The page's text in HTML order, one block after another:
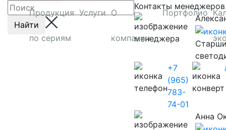
Продукция
по сериям
Услуги О
компании
Портфолио
Найти
Контакты менеджеров
+7
(965)
783-
74-01
Анна